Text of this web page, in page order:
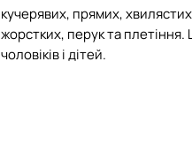
кучерявих, прямих,
жорстких, перук та плетіння.
чоловіків і дітей.